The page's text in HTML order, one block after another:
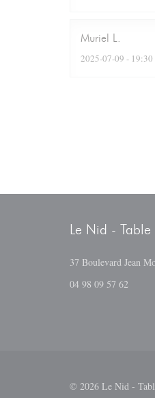
Muriel L
2025-07-09 - 19:30
Le Nid - Table
37 Boulevard Jean
04 98 09 57 62
© 2026 Le Nid -